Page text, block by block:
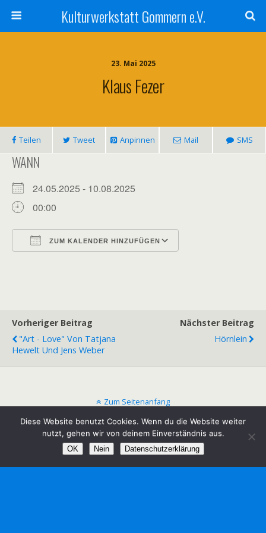
Kulturwerkstatt Gommern e.V.
23. Mai 2025
Klaus Fezer
Teilen Tweet Anpinnen Mail SMS
WANN
24.05.2025 - 10.08.2025
00:00
ZUM KALENDER HINZUFÜGEN
Vorheriger Beitrag
"Art - Love" Von Tatjana
Hewelt Und Jens Weber
Nächster Beitrag
Hörnlein
Zum Seitenanfang
Mobil Desktop
Diese Website benutzt Cookies. Wenn du die Website weiter
nutzt, gehen wir von deinem Einverständnis aus.
OK Nein Datenschutzerklärung